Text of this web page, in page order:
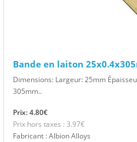
Bande en laiton
Dimensions: Largeur: 25mm
305mm..
Prix: 4.80€
Prix hors taxes : 3.97€
Fabricant : Albion Alloys